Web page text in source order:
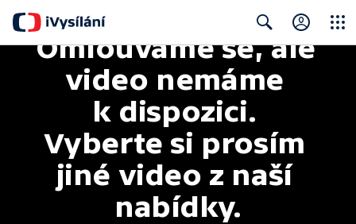
Search
Omlouváme se, ale
video nemáme
k dispozici.
Vyberte si prosím
jiné video z naší
nabídky.